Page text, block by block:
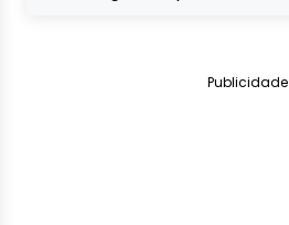
Publicidade